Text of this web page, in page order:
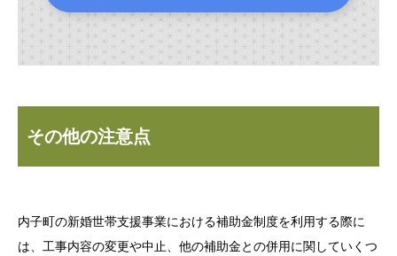
その他の注意点
内子町の新婚世帯支援事業における補助金制度を利用する際に
は、工事内容の変更や中止、他の補助金との併用に関していくつ